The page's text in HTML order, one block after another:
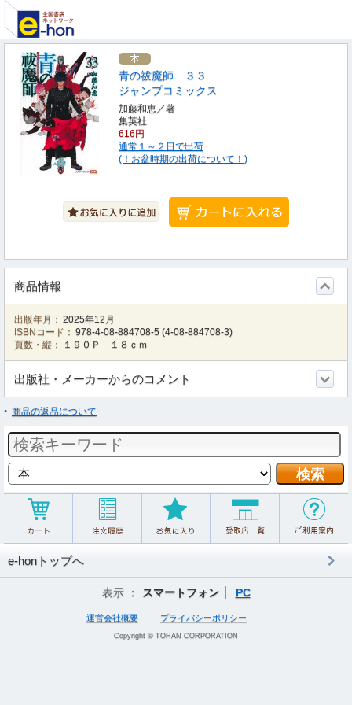
青の祓魔師 ３３
ジャンプコミックス
加藤和恵／著
集英社
616円
通常１～２日で出荷
(！お盆時期の出荷について！)
商品情報
出版年月： 2025年12月
ISBNコード： 978-4-08-884708-5 (4-08-884708-3)
頁数・縦：
１９０Ｐ １８ｃｍ
出版社・メーカーからのコメント
商品の返品について
e-honトップへ
表示 ： スマートフォン PC
運営会社概要 プライバシーポリシー
Copyright © TOHAN CORPORATION